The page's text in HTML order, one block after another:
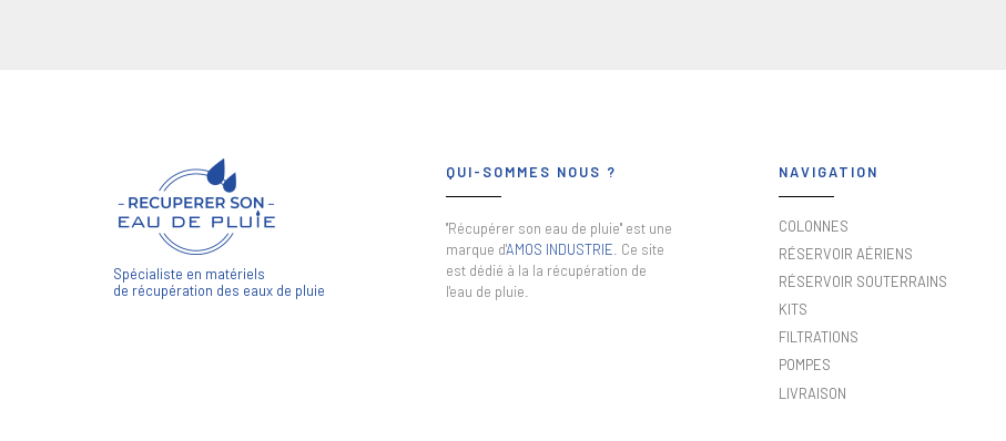
Spécialiste en matériels
de récupération des eaux de pluie
QUI-SOMMES NOUS ?
"Récupérer son eau de pluie" est une
marque d'AMOS INDUSTRIE . Ce site
est dédié à la la récupération de
l'eau de pluie.
NAVIGATION
COLONNES
RÉSERVOIR AÉRIENS
RÉSERVOIR SOUTERRAINS
KITS
FILTRATIONS
POMPES
LIVRAISON